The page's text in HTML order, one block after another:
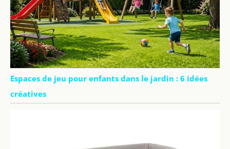
Espaces de jeu pour enfants dans le jardin : 6 idées
créatives